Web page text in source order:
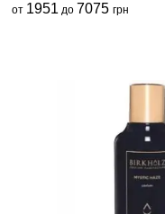
от 1951 до 7075 грн